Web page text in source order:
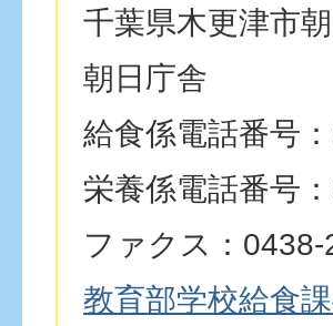
千葉県木更津市
朝日庁舎
給食係電話番号
栄養係電話番号
ファクス：0438-
教育部学校給食